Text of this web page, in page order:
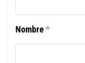
Nombre*